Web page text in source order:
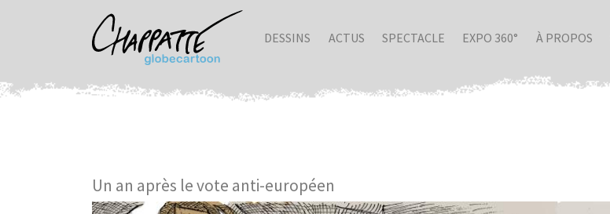
DESSINS ACTUS SPECTACLE EXPO 360° À PROPOS
Un an après le vote anti-européen